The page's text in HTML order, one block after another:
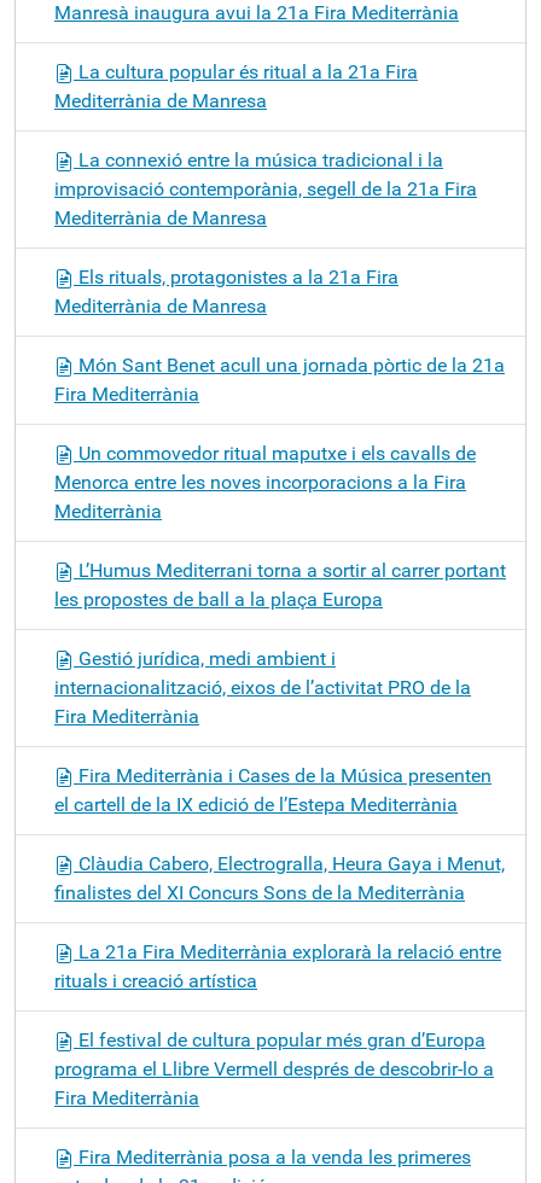
Manresà inaugura avui la 21a Fira Mediterrània
La cultura popular és ritual a la 21a Fira
Mediterrània de Manresa
La connexió entre la música tradicional i la
improvisació contemporània, segell de la 21a Fira
Mediterrània de Manresa
Els rituals, protagonistes a la 21a Fira
Mediterrània de Manresa
Món Sant Benet acull una jornada pòrtic de la 21a
Fira Mediterrània
Un commovedor ritual maputxe i els cavalls de
Menorca entre les noves incorporacions a la Fira
Mediterrània
L’Humus Mediterrani torna a sortir al carrer portant
les propostes de ball a la plaça Europa
Gestió jurídica, medi ambient i
internacionalització, eixos de l’activitat PRO de la
Fira Mediterrània
Fira Mediterrània i Cases de la Música presenten
el cartell de la IX edició de l’Estepa Mediterrània
Clàudia Cabero, Electrogralla, Heura Gaya i Menut,
finalistes del XI Concurs Sons de la Mediterrània
La 21a Fira Mediterrània explorarà la relació entre
rituals i creació artística
El festival de cultura popular més gran d’Europa
programa el Llibre Vermell després de descobrir-lo a
Fira Mediterrània
Fira Mediterrània posa a la venda les primeres